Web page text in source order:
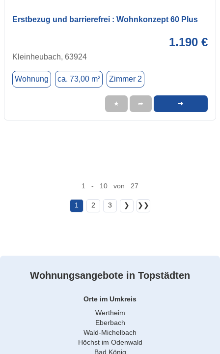
Erstbezug und barrierefrei : Wohnkonzept 60 Plus
1.190 €
Kleinheubach, 63924
Wohnung ca. 73,00 m² Zimmer 2
★ ➦ ➜
1 - 10 von 27
1 2 3 ❯ ❯❯
Wohnungsangebote in Topstädten
Orte im Umkreis
Wertheim
Eberbach
Wald-Michelbach
Höchst im Odenwald
Bad König